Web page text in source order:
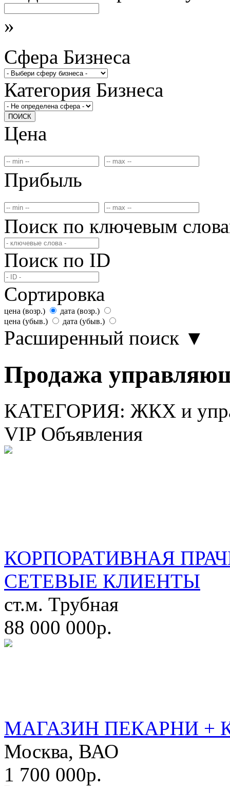
»
Сфера Бизнеса
Категория Бизнеса
ПОИСК
Цена
Прибыль
Поиск по ключевым
Поиск по ID
Сортировка
цена (возр.)
дата (возр.)
цена (убыв.)
дата (убыв.)
Расширенный поиск ▼
Продажа
КАТЕГОРИЯ: ЖКХ и
VIP Объявления
КОРПОРАТИВНАЯ
СЕТЕВЫЕ КЛИЕНТЫ
ст.м. Трубная
88 000 000р.
МАГАЗИН ПЕКАРНИ +
Москва, ВАО
1 700 000р.